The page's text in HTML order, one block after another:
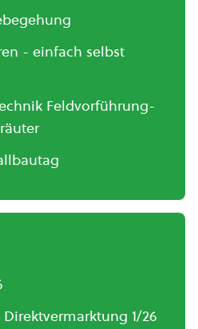
- einfach selbst
Feldvorführung-
1/26